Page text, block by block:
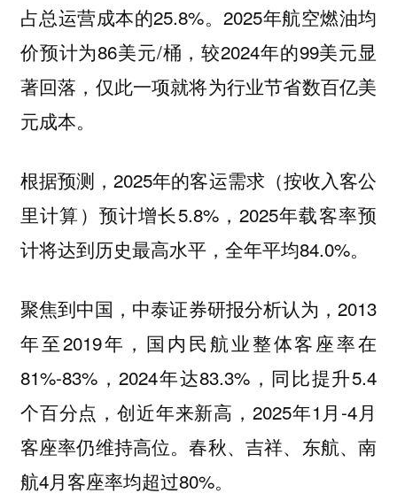
占总运营成本的25.8%。2025年航空燃油均
价预计为86美元/桶，较2024年的99美元显
著回落，仅此一项就将为行业节省数百亿美
元成本。
根据预测，2025年的客运需求（按收入客公
里计算）预计增长5.8%，2025年载客率预
计将达到历史最高水平，全年平均84.0%。
聚焦到中国，中泰证券研报分析认为，2013
年至2019年，国内民航业整体客座率在
81%-83%，2024年达83.3%，同比提升5.4
个百分点，创近年来新高，2025年1月-4月
客座率仍维持高位。春秋、吉祥、东航、南
航4月客座率均超过80%。